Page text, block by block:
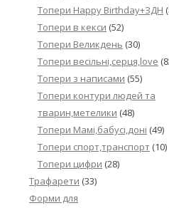
Топери Happy Birthday+ЗДН
Топери в кекси (52)
Топери Великдень (30)
Топери весільні,серця,love
Топери з написами (55)
Топери контури людей та
тварин,метелики (48)
Топери Мамі,бабусі,доні (49)
Топери спорт,транспорт (10)
Топери цифри (28)
Трафарети (33)
Форми для